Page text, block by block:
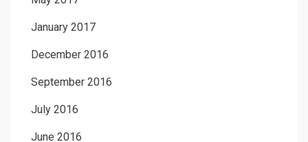
January 2017
December 2016
September 2016
July 2016
June 2016